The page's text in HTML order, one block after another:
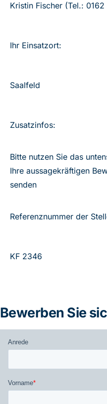
Kristin Fischer (Tel.:
Ihr Einsatzort:
Saalfeld
Zusatzinfos:
Bitte nutzen Sie das
Ihre aussagekräftigen
senden
Referenznummer der
KF 2346
Bewerben Sie